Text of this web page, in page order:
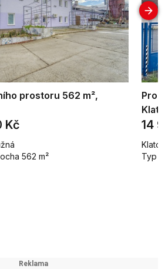
prostoru 562 m²,
Kč
562 m²
14
Typ